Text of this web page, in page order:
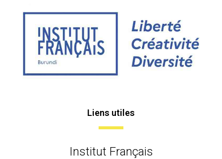
Liens utiles
Institut Français